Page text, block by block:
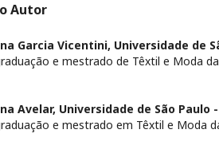
Autor
Garcia Vicentini, Universidade de
e mestrado de Têxtil e Moda
Avelar, Universidade de São Paulo -
e mestrado em Têxtil e Moda